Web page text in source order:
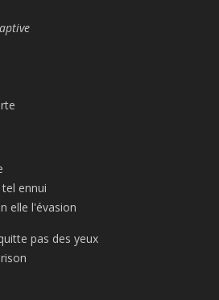
ennui
elle l'évasion
pas des yeux